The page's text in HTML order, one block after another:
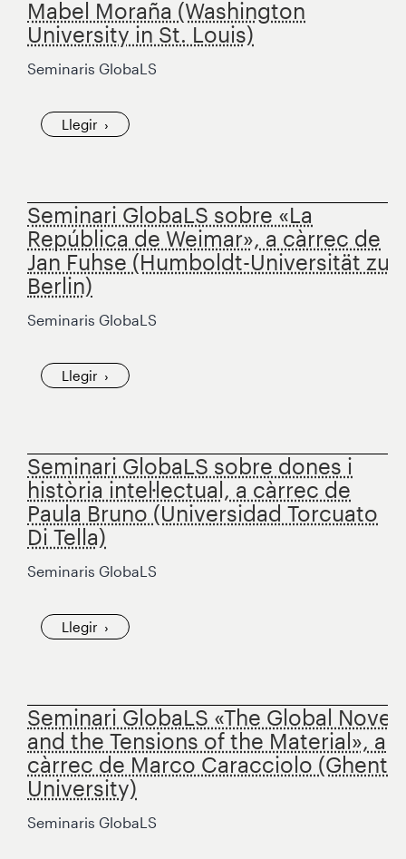
Mabel Moraña (Washington
University in St. Louis)
Seminaris GlobaLS
Llegir
Seminari GlobaLS sobre «La
República de Weimar», a càrrec de
Jan Fuhse (Humboldt-Universität zu
Berlin)
Seminaris GlobaLS
Llegir
Seminari GlobaLS sobre dones i
història intel·lectual, a càrrec de
Paula Bruno (Universidad Torcuato
Di Tella)
Seminaris GlobaLS
Llegir
Seminari GlobaLS «The Global Novel
and the Tensions of the Material», a
càrrec de Marco Caracciolo (Ghent
University)
Seminaris GlobaLS